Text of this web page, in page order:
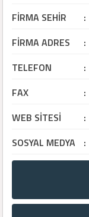
FİRMA SEHİR :
FİRMA ADRES :
TELEFON :
FAX :
WEB SİTESİ :
SOSYAL MEDYA :